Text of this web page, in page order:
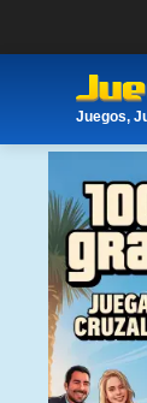
Juegos,